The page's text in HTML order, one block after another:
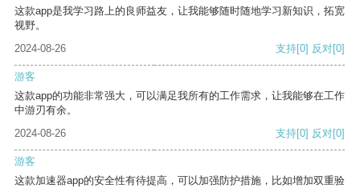
这款app是我学习路上的良师益友，让我能够随时随地学习新知识，拓宽
视野。
2024-08-26
支持[0] 反对[0]
游客
这款app的功能非常强大，可以满足我所有的工作需求，让我能够在工作
中游刃有余。
2024-08-26
支持[0] 反对[0]
游客
这款加速器app的安全性有待提高，可以加强防护措施，比如增加双重验